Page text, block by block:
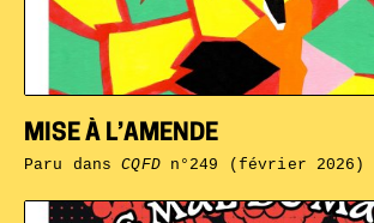
MISE À L’AMENDE
Paru dansCQFDn°249 (février 2026)